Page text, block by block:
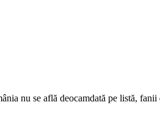
nu se află deocamdată pe listă,